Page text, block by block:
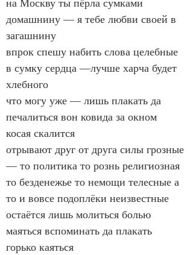
домашнину — я тебе любви своей в
загашнину
впрок спешу набить слова целебные
в сумку сердца —лучше харча будет
хлебного
что могу уже — лишь плакать да
печалиться вон ковида за окном
косая скалится
отрывают друг от друга силы грозные
— то политика то рознь религиозная
то безденежье то немощи телесные а
то и вовсе подоплёки неизвестные
остаётся лишь молиться болью
маяться вспоминать да плакать
горько каяться